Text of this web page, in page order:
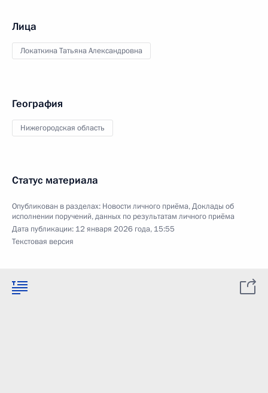
Лица
Локаткина Татьяна Александровна
География
Нижегородская область
Статус материала
Опубликован в разделах: Новости личного приёма,Доклады об
исполнении поручений, данных по результатам личного приёма
Дата публикации: 12 января 2026 года, 15:55
Текстовая версия